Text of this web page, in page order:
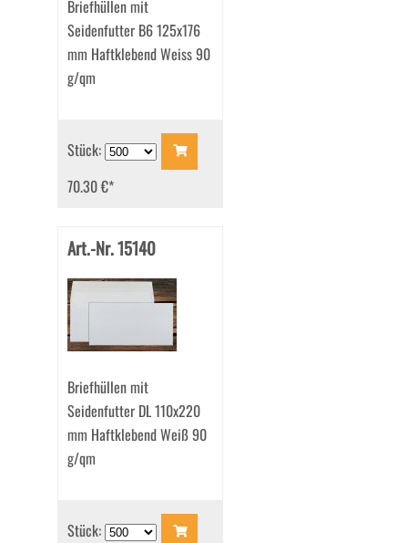
Briefhüllen mit
Seidenfutter B6 125x176
mm Haftklebend Weiss 90
g/qm
Stück:
70.30 €*
Art.-Nr. 15140
Briefhüllen mit
Seidenfutter DL 110x220
mm Haftklebend Weiß 90
g/qm
Stück: